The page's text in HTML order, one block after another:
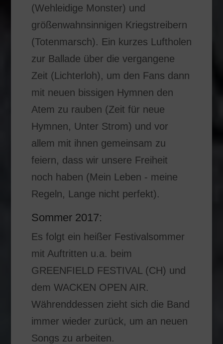
(Wehleidige Monster) und
größenwahnsinnigen Kriegstreibern
(Totenmarsch). Ein kurzes Luftholen
zur Ballade über die vergangene
Zeit (Lichterloh), um den Fans dann
mit neuen bissigen Hymnen den
Atem zu rauben (Zeit für neue
Hymnen, Unter Strom) und vor
allem mit ihnen gemeinsam zu
feiern, dass wir unsere Freiheit
noch haben (Mein Leben - meine
Regeln, Lange nicht perfekt).
Sommer 2017:
Es folgt ein heißer Festivalsommer
mit Auftritten u.a. beim
GREENFIELD FESTIVAL (CH) und
dem WACKEN OPEN AIR.
Währenddessen zieht sich die Band
immer wieder zurück, um an neuen
Songs zu arbeiten.